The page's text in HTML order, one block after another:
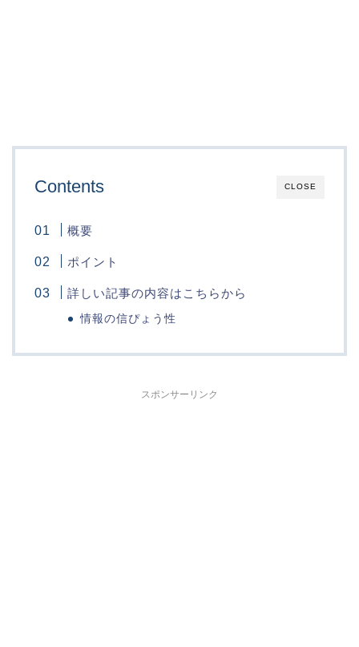
CLOSE
Contents
概要
ポイント
詳しい記事の内容はこちらから
情報の信ぴょう性
スポンサーリンク